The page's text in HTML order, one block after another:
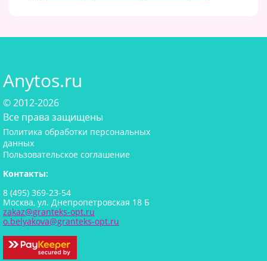
Anytos.ru
© 2012-2026
Все права защищены
Политика обработки персональных
данных
Пользовательское соглашение
Контакты:
8 (495) 369-23-54
Москва, ул. Днепропетровская 18 Б
zakaz@granteks-opt.ru
o.belyakova@granteks-opt.ru